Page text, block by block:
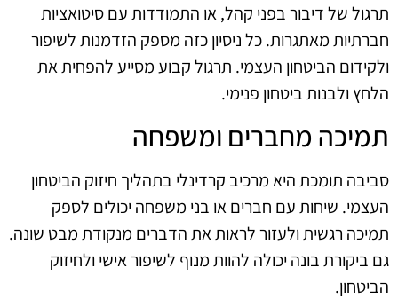
תרגול של דיבור בפני קהל, או התמודדות עם סיטואציות
חברתיות מאתגרות. כל ניסיון כזה מספק הזדמנות לשיפור
ולקידום הביטחון העצמי. תרגול קבוע מסייע להפחית את
הלחץ ולבנות ביטחון פנימי.
תמיכה מחברים ומשפחה
סביבה תומכת היא מרכיב קרדינלי בתהליך חיזוק הביטחון
העצמי. שיחות עם חברים או בני משפחה יכולים לספק
תמיכה רגשית ולעזור לראות את הדברים מנקודת מבט שונה.
גם ביקורת בונה יכולה להוות מנוף לשיפור אישי ולחיזוק
הביטחון.